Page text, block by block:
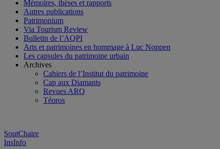
Mémoires, thèses et rapports
Autres publications
Patrimonium
Via Tourism Review
Bulletin de l’AQPI
Arts et patrimoines en hommage à Luc Noppen
Les capsules du patrimoine urbain
Archives
Cahiers de l’Institut du patrimoine
Cap aux Diamants
Revues ARQ
Téoros
SoutChaire
InsInfo